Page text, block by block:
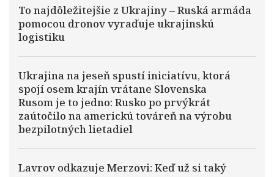
To najdôležitejšie z Ukrajiny – Ruská armáda
pomocou dronov vyraďuje ukrajinskú
logistiku
Ukrajina na jeseň spustí iniciatívu, ktorá
spojí osem krajín vrátane Slovenska
Rusom je to jedno: Rusko po prvýkrát
zaútočilo na americkú továreň na výrobu
bezpilotných lietadiel
Lavrov odkazuje Merzovi: Keď už si taký